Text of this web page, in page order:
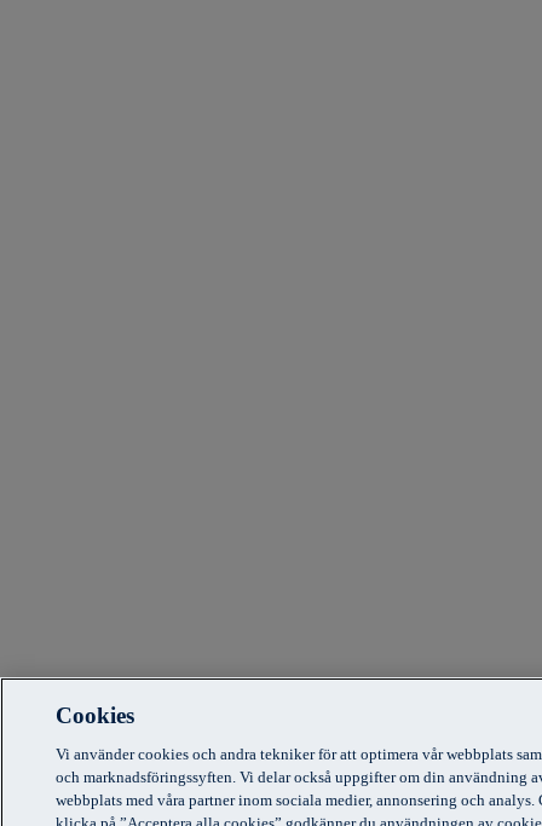
Cookies
Vi använder cookies och andra tekniker för att optimera vår webbplats
och marknadsföringssyften. Vi delar också uppgifter om din användning
webbplats med våra partner inom sociala medier, annonsering och analys.